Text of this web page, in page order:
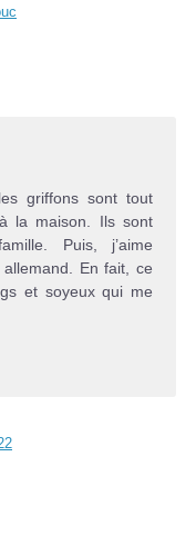
griffons sont tout
la maison. Ils sont
Puis, j’aime
En fait, ce
et soyeux qui me